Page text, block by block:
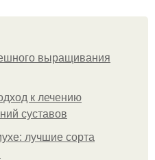
выращивания
к лечению
суставов
лучшие сорта